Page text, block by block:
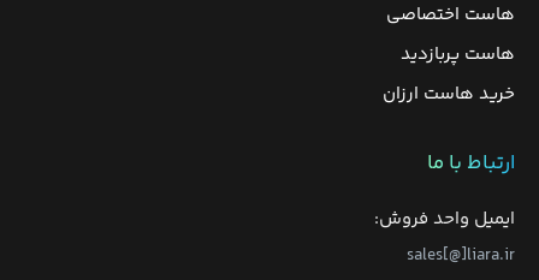
هاست اختصاصی
هاست پربازدید
خرید هاست ارزان
ارتباط با ما
ایمیل واحد فروش:
sales[@]liara.ir